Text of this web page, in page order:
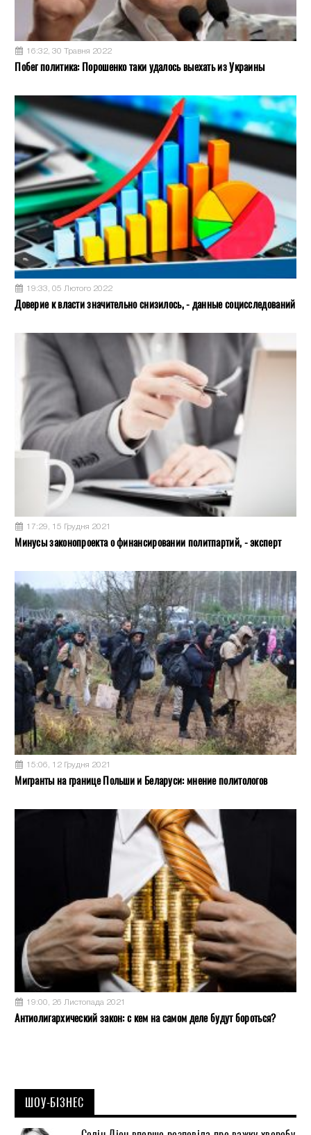
16:32, 30 Травня 2022
Побег политика: Порошенко таки удалось выехать из Украины
19:33, 05 Лютого 2022
Доверие к власти значительно снизилось, - данные социсследований
17:29, 15 Грудня 2021
Минусы законопроекта о финансировании политпартий, - эксперт
15:06, 12 Грудня 2021
Мигранты на границе Польши и Беларуси: мнение политологов
19:00, 26 Листопада 2021
Антиолигархический закон: с кем на самом деле будут бороться?
ШОУ-БІЗНЕС